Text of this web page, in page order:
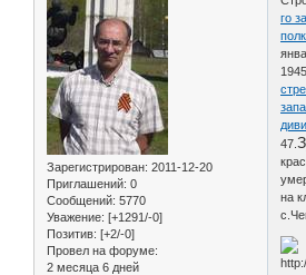
Зарегистрирован: 2011-12-20
Приглашений: 0
Сообщений: 5770
Уважение: [+1291/-0]
Позитив: [+2/-0]
Провел на форуме:
2 месяца 6 дней
го
47.
на